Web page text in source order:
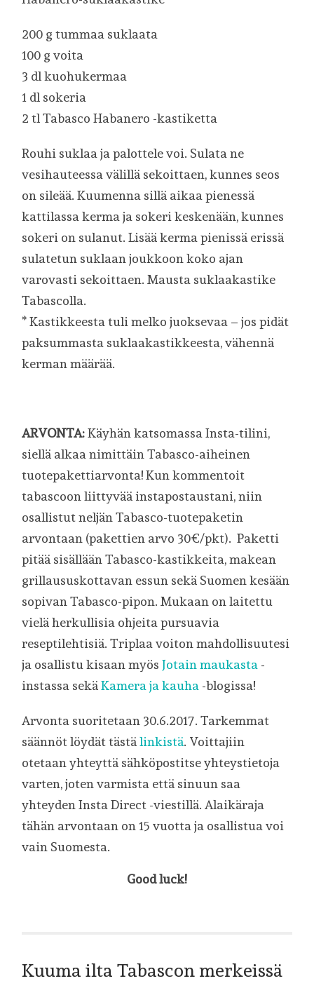
200 g tummaa suklaata
100 g voita
3 dl kuohukermaa
1 dl sokeria
2 tl Tabasco Habanero -kastiketta
Rouhi suklaa ja palottele voi. Sulata ne
vesihauteessa välillä sekoittaen, kunnes seos
on sileää. Kuumenna sillä aikaa pienessä
kattilassa kerma ja sokeri keskenään, kunnes
sokeri on sulanut. Lisää kerma pienissä erissä
sulatetun suklaan joukkoon koko ajan
varovasti sekoittaen. Mausta suklaakastike
Tabascolla.
* Kastikkeesta tuli melko juoksevaa – jos pidät
paksummasta suklaakastikkeesta, vähennä
kerman määrää.
ARVONTA:Käyhän katsomassa Insta-tilini,
siellä alkaa nimittäin Tabasco-aiheinen
tuotepakettiarvonta! Kun kommentoit
tabascoon liittyvää instapostaustani, niin
osallistut neljän Tabasco-tuotepaketin
arvontaan (pakettien arvo 30€/pkt). Paketti
pitää sisällään Tabasco-kastikkeita, makean
grillaususkottavan essun sekä Suomen kesään
sopivan Tabasco-pipon. Mukaan on laitettu
vielä herkullisia ohjeita pursuavia
reseptilehtisiä. Triplaa voiton mahdollisuutesi
ja osallistu kisaan myösJotain maukasta -
instassa sekäKamera ja kauha -blogissa!
Arvonta suoritetaan 30.6.2017. Tarkemmat
säännöt löydät tästälinkistä. Voittajiin
otetaan yhteyttä sähköpostitse yhteystietoja
varten, joten varmista että sinuun saa
yhteyden Insta Direct -viestillä. Alaikäraja
tähän arvontaan on 15 vuotta ja osallistua voi
vain Suomesta.
Good luck!
Kuuma ilta Tabascon merkeissä